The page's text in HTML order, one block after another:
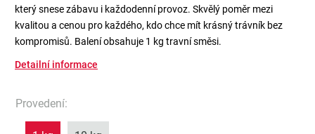
který snese zábavu i každodenní provoz. Skvělý poměr mezi
kvalitou a cenou pro každého, kdo chce mít krásný trávník bez
kompromisů. Balení obsahuje 1 kg travní směsi.
Detailní informace
Provedení: